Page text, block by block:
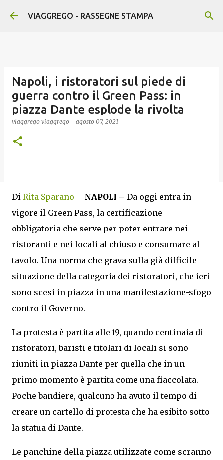
Passa ai contenuti principali
VIAGGREGO - RASSEGNE STAMPA
Napoli, i ristoratori sul piede di
guerra contro il Green Pass: in
piazza Dante esplode la rivolta
viaggrego viaggrego - agosto 07, 2021
Di Rita Sparano – NAPOLI – Da oggi entra in
vigore il Green Pass, la certificazione
obbligatoria che serve per poter entrare nei
ristoranti e nei locali al chiuso e consumare al
tavolo. Una norma che grava sulla già difficile
situazione della categoria dei ristoratori, che ieri
sono scesi in piazza in una manifestazione-sfogo
contro il Governo.
La protesta è partita alle 19, quando centinaia di
ristoratori, baristi e titolari di locali si sono
riuniti in piazza Dante per quella che in un
primo momento è partita come una fiaccolata.
Poche bandiere, qualcuno ha avuto il tempo di
creare un cartello di protesta che ha esibito sotto
la statua di Dante.
Le panchine della piazza utilizzate come scranno